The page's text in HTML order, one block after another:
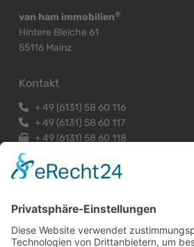
van ham immobilien®
Hintere Bleiche 61
55116 Mainz
Kontakt
+49 (6131) 58 60 116
+49 (6131) 58 60 117
+49 (6131) 58 60 118